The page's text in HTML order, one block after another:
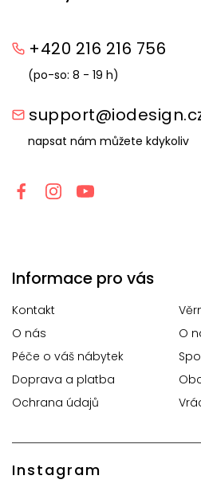
+420 216 216 756
(po-so: 8 - 19 h)
napsat nám můžete kdykoliv
Informace pro vás
Kontakt
O nás
O
Péče o váš nábytek
Doprava a platba
Ochrana údajů
Instagram